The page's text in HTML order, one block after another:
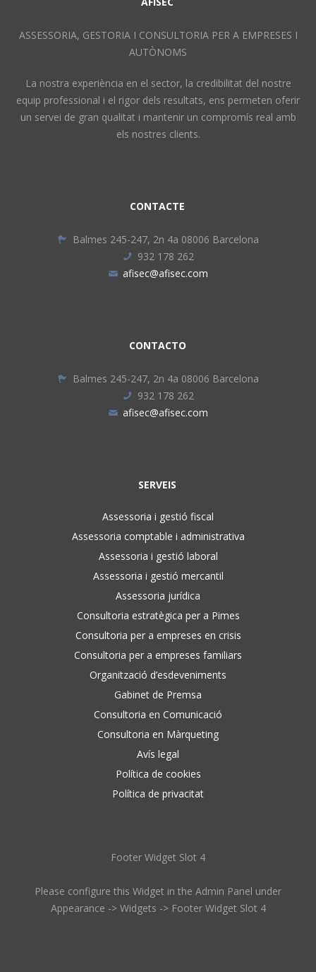
ASSESSORIA, GESTORIA I CONSULTORIA PER A EMPRESES I
AUTÒNOMS
La nostra experiència en el sector, la credibilitat del nostre
equip professional i el rigor dels resultats, ens permeten oferir
un servei de gran qualitat i mantenir un compromís real amb
els nostres clients.
CONTACTE
Balmes 245-247, 2n 4a 08006 Barcelona
932 178 262
afisec@afisec.com
CONTACTO
Balmes 245-247, 2n 4a 08006 Barcelona
932 178 262
afisec@afisec.com
SERVEIS
Assessoria i gestió fiscal
Assessoria comptable i administrativa
Assessoria i gestió laboral
Assessoria i gestió mercantil
Assessoria jurídica
Consultoria estratègica per a Pimes
Consultoria per a empreses en crisis
Consultoria per a empreses familiars
Organització d’esdeveniments
Gabinet de Premsa
Consultoria en Comunicació
Consultoria en Màrqueting
Avís legal
Política de cookies
Política de privacitat
Footer Widget Slot 4
Please configure this Widget in the Admin Panel under
Appearance -> Widgets -> Footer Widget Slot 4